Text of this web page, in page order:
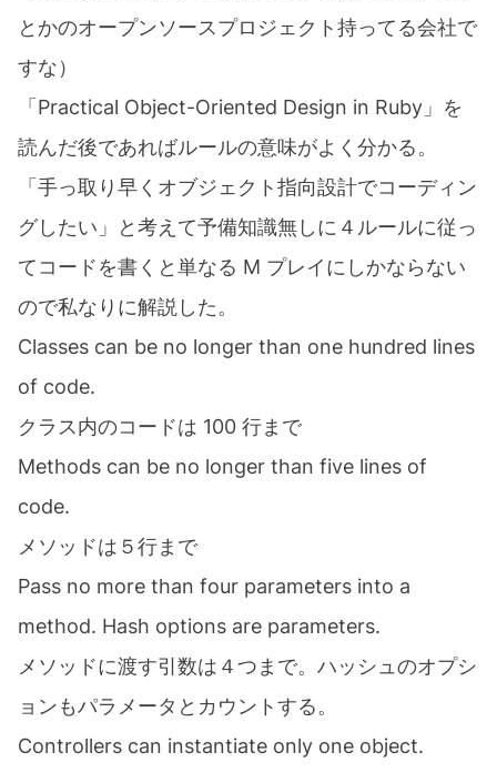
とかのオープンソースプロジェクト持ってる会社で
すな）
「Practical Object-Oriented Design in Ruby」を
読んだ後であればルールの意味がよく分かる。
「手っ取り早くオブジェクト指向設計でコーディン
グしたい」と考えて予備知識無しに４ルールに従っ
てコードを書くと単なる M プレイにしかならない
ので私なりに解説した。
Classes can be no longer than one hundred lines
of code.
クラス内のコードは 100 行まで
Methods can be no longer than five lines of
code.
メソッドは５行まで
Pass no more than four parameters into a
method. Hash options are parameters.
メソッドに渡す引数は４つまで。ハッシュのオプシ
ョンもパラメータとカウントする。
Controllers can instantiate only one object.